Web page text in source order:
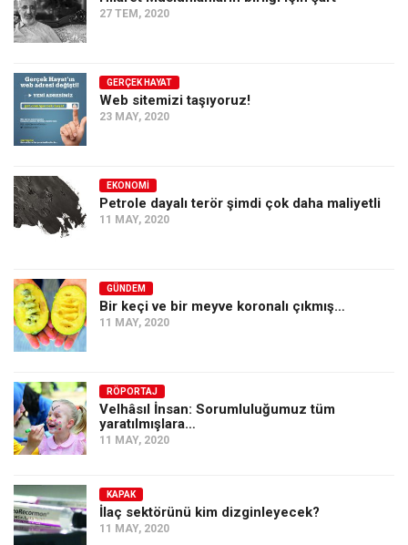
Ekonomi
Manzara
Sağlık
Gıda-Beslenme
Hayat
Türkiye
Siyaset
Avrupa
Asya
İslam Dünyası
Amerika
Avustralya
Düşünce
Dosyalar
27 TEM, 2020
GERÇEK HAYAT
Web sitemizi taşıyoruz!
23 MAY, 2020
EKONOMI
Petrole dayalı terör şimdi çok daha maliyetli
11 MAY, 2020
GÜNDEM
Bir keçi ve bir meyve koronalı çıkmış…
11 MAY, 2020
RÖPORTAJ
Velhâsıl İnsan: Sorumluluğumuz tüm
yaratılmışlara…
11 MAY, 2020
KAPAK
İlaç sektörünü kim dizginleyecek?
11 MAY, 2020